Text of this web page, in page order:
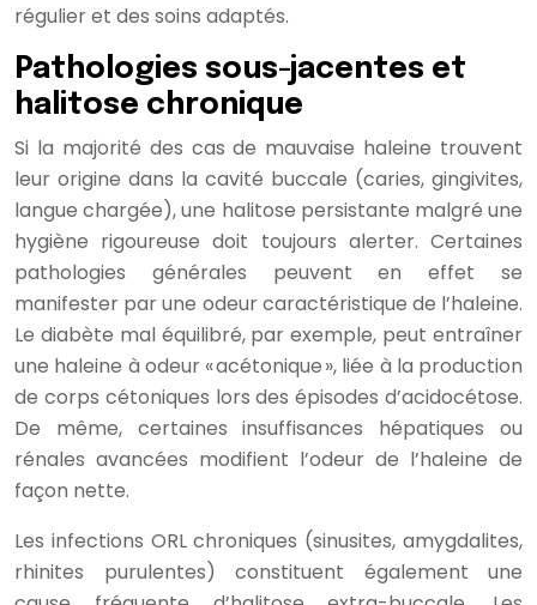
régulier et des soins adaptés.
Pathologies sous-jacentes et
halitose chronique
Si la majorité des cas de mauvaise haleine trouvent
leur origine dans la cavité buccale (caries, gingivites,
langue chargée), une halitose persistante malgré une
hygiène rigoureuse doit toujours alerter. Certaines
pathologies générales peuvent en effet se
manifester par une odeur caractéristique de l’haleine.
Le diabète mal équilibré, par exemple, peut entraîner
une haleine à odeur « acétonique », liée à la production
de corps cétoniques lors des épisodes d’acidocétose.
De même, certaines insuffisances hépatiques ou
rénales avancées modifient l’odeur de l’haleine de
façon nette.
Les infections ORL chroniques (sinusites, amygdalites,
rhinites purulentes) constituent également une